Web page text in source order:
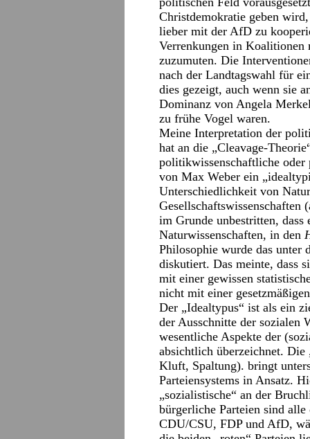
Christdemokratie geben
lieber mit der AfD zu
Verrenkungen in Koalitionen
zuzumuten. Die
nach der Landtagswahl für
dies gezeigt, auch wenn sie
Dominanz von Angela
zu frühe Vogel waren.
Meine Interpretation der
hat an die „Cleavage-
politikwissenschaftliche
von Max Weber ein
Unterschiedlichkeit von
Gesellschaftswissenschaften
im Grunde unbestritten, dass
Naturwissenschaften, in den
Philosophie wurde das unter
diskutiert. Das meinte, dass
mit einer gewissen
nicht mit einer
Der „Idealtypus“ ist als ein
der Ausschnitte der sozialen
wesentliche Aspekte der
absichtlich überzeichnet.
Kluft, Spaltung). bringt
Parteiensystems in Ansatz.
„sozialistische“ an der
bürgerliche Parteien sind
CDU/CSU, FDP und AfD,